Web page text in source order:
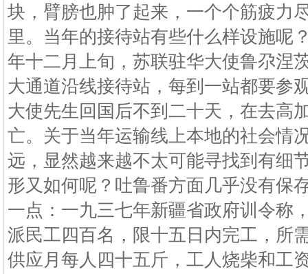
块，臂膀也肿了起来，一个个筋疲力
里。当年的接待站有些什么样设施呢
年十二月上旬，苏联驻华大使鲁尕涅
大通道沿线接待站，每到一站都要参
大使先生回国后不到二十天，在去高
亡。关于当年运输线上本地的社会情
远，显然越来越不太可能寻找到有细
形又如何呢？吐鲁番方面几乎没有保
一点：一九三七年新疆省政府训令称
派民工四百名，限十五日内完工，所
供应月每人四十五斤，工人烧柴和工